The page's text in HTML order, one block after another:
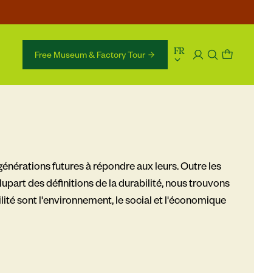
Free Museum & Factory Tour language
FR
futures à répondre aux leurs. Outre les
des définitions de la durabilité, nous trouvons
sont l'environnement, le social et l'économique